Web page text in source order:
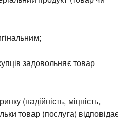
задовольняє товар
(надійність, міцність,
товар (послуга) відповідає